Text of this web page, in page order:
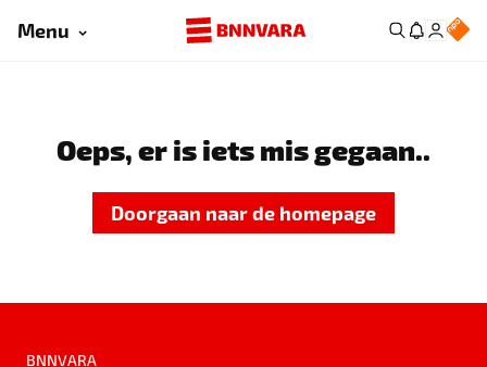
Menu
Oeps, er is iets mis gegaan..
Doorgaan naar de homepage
BNNVARA